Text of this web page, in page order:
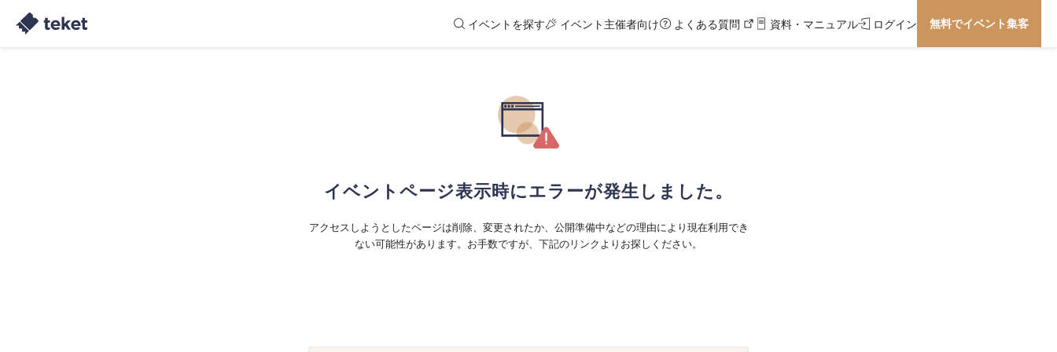
イベントを探す イベント主催者向け よくある質問 資料・マニュアル ログイン 無料でイベント集客
イベントページ表示時にエラーが発生しました。
アクセスしようとしたページは削除、変更されたか、公開準備中などの理由により現在利用でき
ない可能性があります。お手数ですが、下記のリンクよりお探しください。